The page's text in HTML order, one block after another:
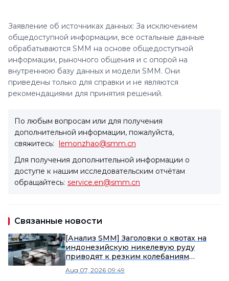
Заявление об источниках данных: За исключением
общедоступной информации, все остальные данные
обрабатываются SMM на основе общедоступной
информации, рыночного общения и с опорой на
внутреннюю базу данных и модели SMM. Они
приведены только для справки и не являются
рекомендациями для принятия решений.
По любым вопросам или для получения
дополнительной информации, пожалуйста,
свяжитесь: lemonzhao@smm.cn
Для получения дополнительной информации о
доступе к нашим исследовательским отчётам
обращайтесь: service.en@smm.cn
Связанные новости
[Анализ SMM] Заголовки о квотах на
индонезийскую никелевую руду
приводят к резким колебаниям
нержавеющую сталь
Aug 07, 2026 09:49